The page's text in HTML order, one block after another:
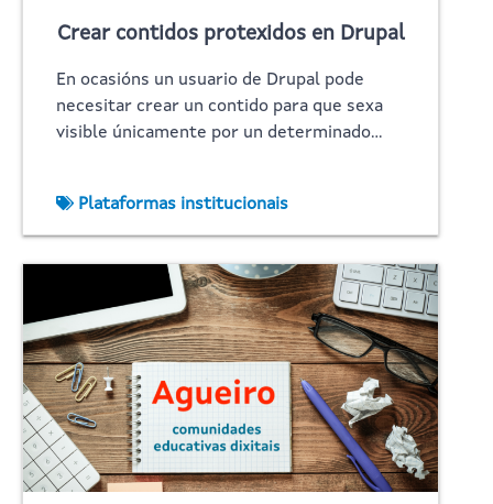
Crear contidos protexidos en Drupal
En ocasións un usuario de Drupal pode
necesitar crear un contido para que sexa
visible únicamente por un determinado…
Plataformas institucionais